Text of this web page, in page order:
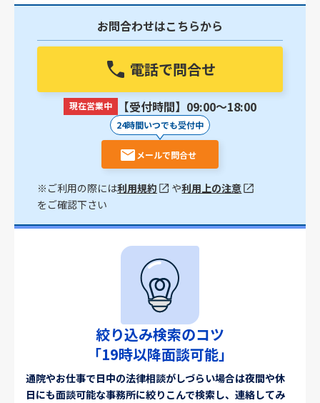
お問合わせはこちらから
電話で問合せ
現在営業中 【受付時間】09:00〜18:00
24時間いつでも受付中
メールで問合せ
※ご利用の際には利用規約 や利用上の注意
をご確認下さい
絞り込み検索のコツ
「19時以降面談可能」
通院やお仕事で日中の法律相談がしづらい場合は夜間や休
日にも面談可能な事務所に絞りこんで検索し、連絡してみ